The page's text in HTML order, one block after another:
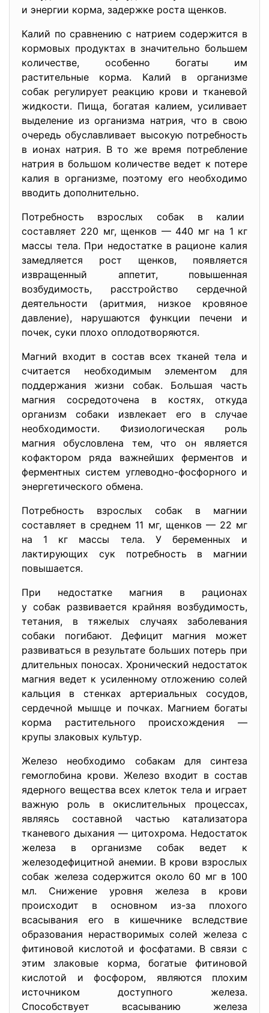
и энергии корма, задержке роста щенков.
Калий по сравнению с натрием содержится в
кормовых продуктах в значительно большем
количестве, особенно богаты им
растительные корма. Калий в организме
собак регулирует реакцию крови и тканевой
жидкости. Пища, богатая калием, усиливает
выделение из организма натрия, что в свою
очередь обуславливает высокую потребность
в ионах натрия. В то же время потребление
натрия в большом количестве ведет к потере
калия в организме, поэтому его необходимо
вводить дополнительно.
Потребность взрослых собак в калии
составляет 220 мг, щенков — 440 мг на 1 кг
массы тела. При недостатке в рационе калия
замедляется рост щенков, появляется
извращенный аппетит, повышенная
возбудимость, расстройство сердечной
деятельности (аритмия, низкое кровяное
давление), нарушаются функции печени и
почек, суки плохо оплодотворяются.
Магний входит в состав всех тканей тела и
считается необходимым элементом для
поддержания жизни собак. Большая часть
магния сосредоточена в костях, откуда
организм собаки извлекает его в случае
необходимости. Физиологическая роль
магния обусловлена тем, что он является
кофактором ряда важнейших ферментов и
ферментных систем углеводно-фосфорного и
энергетического обмена.
Потребность взрослых собак в магнии
составляет в среднем 11 мг, щенков — 22 мг
на 1 кг массы тела. У беременных и
лактирующих сук потребность в магнии
повышается.
При недостатке магния в рационах
у собак развивается крайняя возбудимость,
тетания, в тяжелых случаях заболевания
собаки погибают. Дефицит магния может
развиваться в результате больших потерь при
длительных поносах. Хронический недостаток
магния ведет к усиленному отложению солей
кальция в стенках артериальных сосудов,
сердечной мышце и почках. Магнием богаты
корма растительного происхождения —
крупы злаковых культур.
Железо необходимо собакам для синтеза
гемоглобина крови. Железо входит в состав
ядерного вещества всех клеток тела и играет
важную роль в окислительных процессах,
являясь составной частью катализатора
тканевого дыхания — цитохрома. Недостаток
железа в организме собак ведет к
железодефицитной анемии. В крови взрослых
собак железа содержится около 60 мг в 100
мл. Снижение уровня железа в крови
происходит в основном из-за плохого
всасывания его в кишечнике вследствие
образования нерастворимых солей железа с
фитиновой кислотой и фосфатами. В связи с
этим злаковые корма, богатые фитиновой
кислотой и фосфором, являются плохим
источником доступного железа.
Способствует всасыванию железа